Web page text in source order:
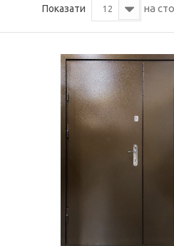
Показати 12 на
КУПИТИ